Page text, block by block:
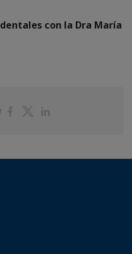
con la Dra María
ShareShare